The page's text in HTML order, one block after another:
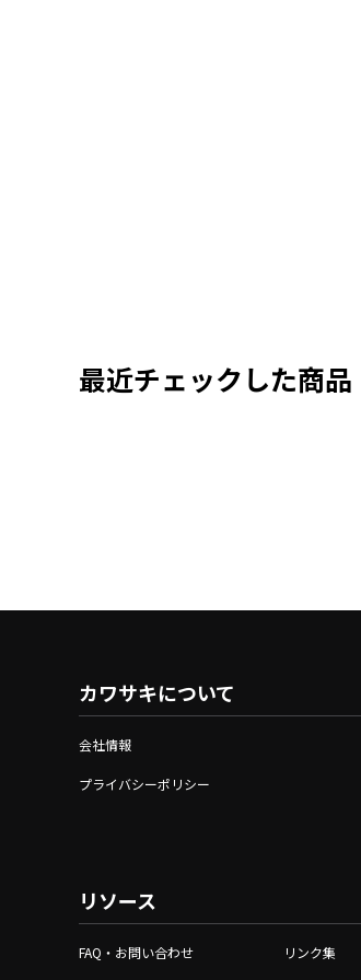
最近チェックした商品
カワサキについて
会社情報
プライバシーポリシー
リソース
FAQ・お問い合わせ リンク集